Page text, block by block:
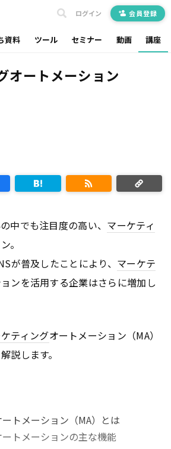
資料 ツール セミナー 動画 講座
ログイン 会員登録
オートメーション
中でも注目度の高い、 マーケティ
。
が普及したことにより、 マーケテ
ンを活用する企業はさらに増加し
ティングオートメーション（MA）
説します。
ートメーション（MA）とは
ートメーションの主な機能